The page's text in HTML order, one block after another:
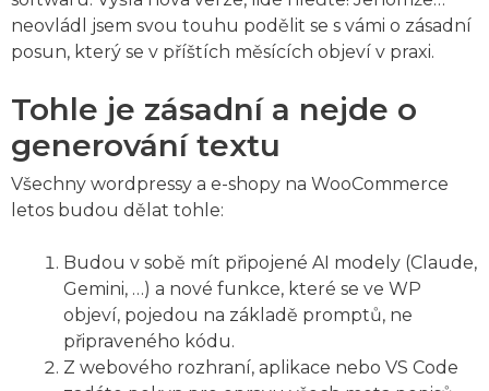
neovládl jsem svou touhu podělit se s vámi o zásadní
posun, který se v příštích měsících objeví v praxi.
Tohle je zásadní a nejde o
generování textu
Všechny wordpressy a e-shopy na WooCommerce
letos budou dělat tohle:
Budou v sobě mít připojené AI modely (Claude,
Gemini, …) a nové funkce, které se ve WP
objeví, pojedou na základě promptů, ne
připraveného kódu.
Z webového rozhraní, aplikace nebo VS Code